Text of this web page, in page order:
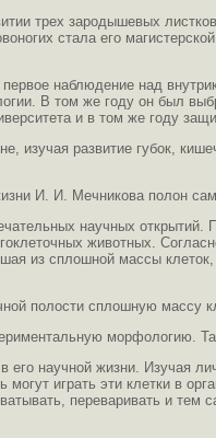
трех зародышевых
стала его
наблюдение над
В том же году он был
и в том же году
изучая развитие губок,
И. И. Мечникова полон
научных открытий.
животных.
из сплошной массы
полости сплошную массу
морфологию.
научной жизни. Изучая
играть эти клетки в
переваривать и